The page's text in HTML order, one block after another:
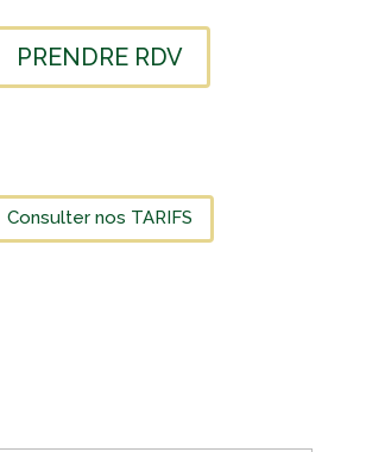
PRENDRE RDV
Consulter nos TARIFS